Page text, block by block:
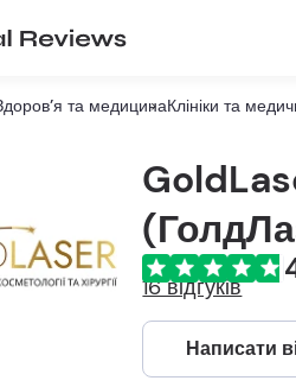
та медицинаКлініки та
16 відгуків
Написати